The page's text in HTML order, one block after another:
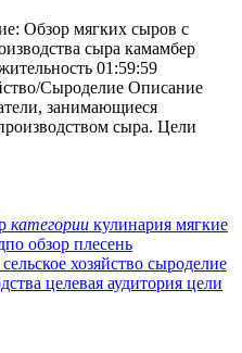
Обзор мягких сыров с
сыра камамбер
01:59:59
Сыроделие Описание
занимающиеся
сыра. Цели
категории кулинария мягкие
обзор плесень
сельское хозяйство сыроделие
целевая аудитория цели